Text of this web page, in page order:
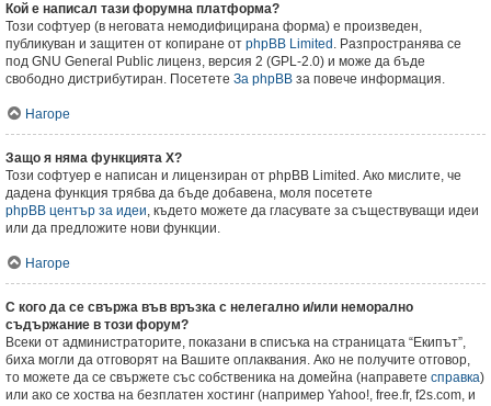
Кой е написал тази форумна платформа?
Този софтуер (в неговата немодифицирана форма) е произведен,
публикуван и защитен от копиране от phpBB Limited . Разпространява се
под GNU General Public лиценз, версия 2 (GPL-2.0) и може да бъде
свободно дистрибутиран. Посетете За phpBB за повече информация.
Нагоре
Защо я няма функцията X?
Този софтуер е написан и лицензиран от phpBB Limited. Ако мислите, че
дадена функция трябва да бъде добавена, моля посетете
phpBB център за идеи, където можете да гласувате за съществуващи идеи
или да предложите нови функции.
Нагоре
С кого да се свържа във връзка с нелегално и/или неморално
съдържание в този форум?
Всеки от администраторите, показани в списъка на страницата “Екипът”,
биха могли да отговорят на Вашите оплаквания. Ако не получите отговор,
то можете да се свържете със собственика на домейна (направете справка)
или ако се хоства на безплатен хостинг (например Yahoo!, free.fr, f2s.com, и